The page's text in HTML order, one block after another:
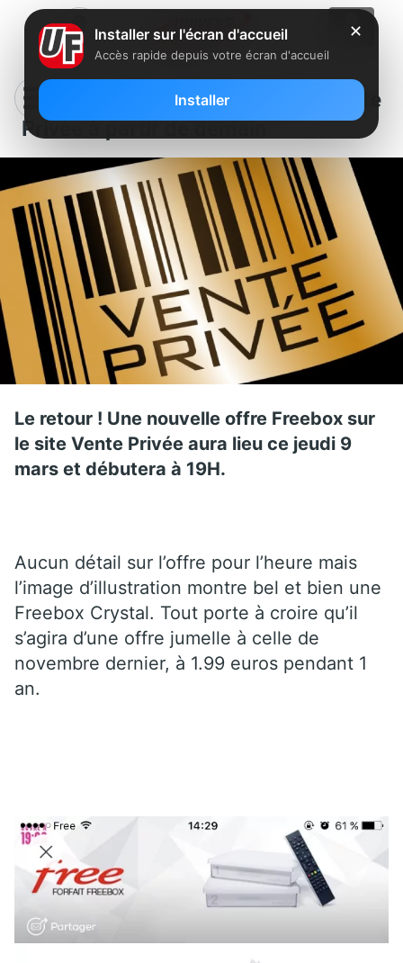
Free va lancer une nouvelle Vente
Privée à partir de demain
Le retour ! Une nouvelle offre Freebox sur
le site Vente Privée aura lieu ce jeudi 9
mars et débutera à 19H.
Aucun détail sur l’offre pour l’heure mais
l’image d’illustration montre bel et bien une
Freebox Crystal. Tout porte à croire qu’il
s’agira d’une offre jumelle à celle de
novembre dernier, à 1.99 euros pendant 1
an.
✕
Installer sur l'écran d'accueil
Accès rapide depuis votre écran d'accueil
Installer